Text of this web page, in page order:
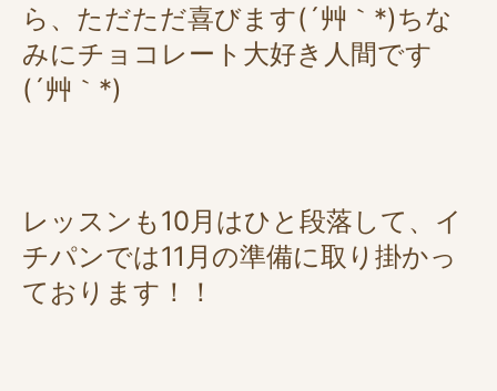
ら、ただただ喜びます(´艸｀*)ちな
みにチョコレート大好き人間です
(´艸｀*)
レッスンも10月はひと段落して、イ
チパンでは11月の準備に取り掛かっ
ております！！